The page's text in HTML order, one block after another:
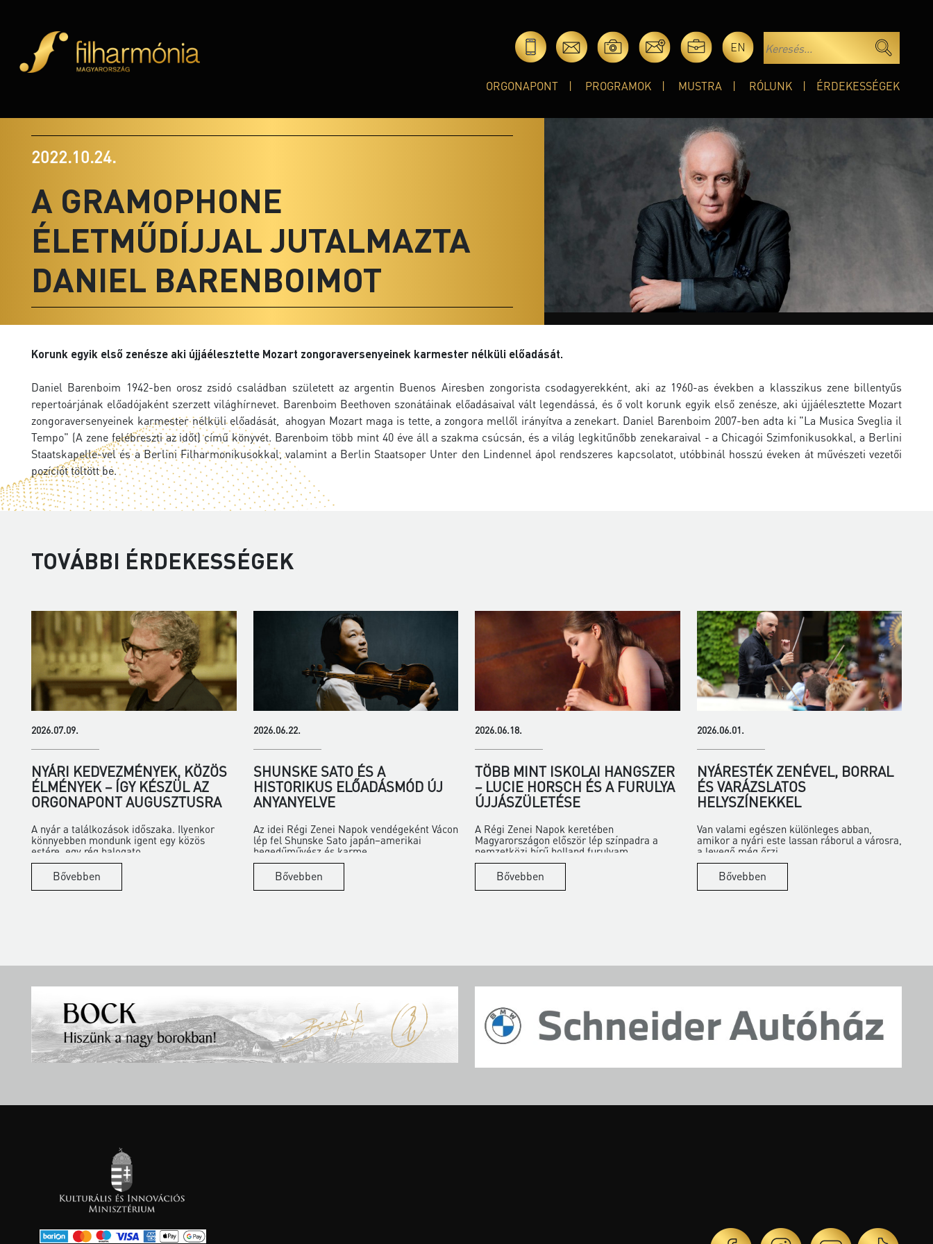
EN
ORGONAPONT PROGRAMOK MUSTRA RÓLUNK ÉRDEKESSÉGEK
2022.10.24.
A GRAMOPHONE
ÉLETMŰDÍJJAL JUTALMAZTA
DANIEL BARENBOIMOT
Korunk egyik első zenésze aki újjáélesztette Mozart zongoraversenyeinek karmester nélküli előadását.
Daniel Barenboim 1942-ben orosz zsidó családban született az argentin Buenos Airesben zongorista csodagyerekként, aki az 1960-as években a klasszikus zene billentyűs
repertoárjának előadójaként szerzett világhírnevet. Barenboim Beethoven szonátáinak előadásaival vált legendássá, és ő volt korunk egyik első zenésze, aki újjáélesztette Mozart
zongoraversenyeinek karmester nélküli előadását, ahogyan Mozart maga is tette, a zongora mellől irányítva a zenekart. Daniel Barenboim 2007-ben adta ki "La Musica Sveglia il
Tempo" (A zene felébreszti az időt) című könyvét. Barenboim több mint 40 éve áll a szakma csúcsán, és a világ legkitűnőbb zenekaraival - a Chicagói Szimfonikusokkal, a Berlini
Staatskapelle-vel és a Berlini Filharmonikusokkal, valamint a Berlin Staatsoper Unter den Lindennel ápol rendszeres kapcsolatot, utóbbinál hosszú éveken át művészeti vezetői
pozíciót töltött be.
TOVÁBBI ÉRDEKESSÉGEK
2026.07.09.
NYÁRI KEDVEZMÉNYEK, KÖZÖS
ÉLMÉNYEK – ÍGY KÉSZÜL AZ
ORGONAPONT AUGUSZTUSRA
A nyár a találkozások időszaka. Ilyenkor
könnyebben mondunk igent egy közös
estére, egy rég halogato...
Bővebben
2026.06.22.
SHUNSKE SATO ÉS A
HISTORIKUS ELŐADÁSMÓD ÚJ
ANYANYELVE
Az idei Régi Zenei Napok vendégeként Vácon
lép fel Shunske Sato japán–amerikai
hegedűművész és karme...
Bővebben
2026.06.18.
TÖBB MINT ISKOLAI HANGSZER
– LUCIE HORSCH ÉS A FURULYA
ÚJJÁSZÜLETÉSE
A Régi Zenei Napok keretében
Magyarországon először lép színpadra a
nemzetközi hírű holland furulyam...
Bővebben
2026.06.01.
NYÁRESTÉK ZENÉVEL, BORRAL
ÉS VARÁZSLATOS
HELYSZÍNEKKEL
Van valami egészen különleges abban,
amikor a nyári este lassan ráborul a városra,
a levegő még őrzi...
Bővebben